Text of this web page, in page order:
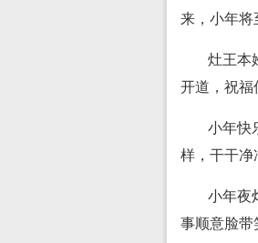
来，小年将
灶王本
开道，祝福
小年快
样，干干净
小年夜
事顺意脸带